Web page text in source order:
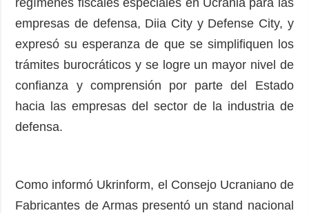
empresas de defensa, Diia City y Defense City, y
expresó su esperanza de que se simplifiquen los
trámites burocráticos y se logre un mayor nivel de
confianza y comprensión por parte del Estado
hacia las empresas del sector de la industria de
defensa.
Como informó Ukrinform, el Consejo Ucraniano de
Fabricantes de Armas presentó un stand nacional